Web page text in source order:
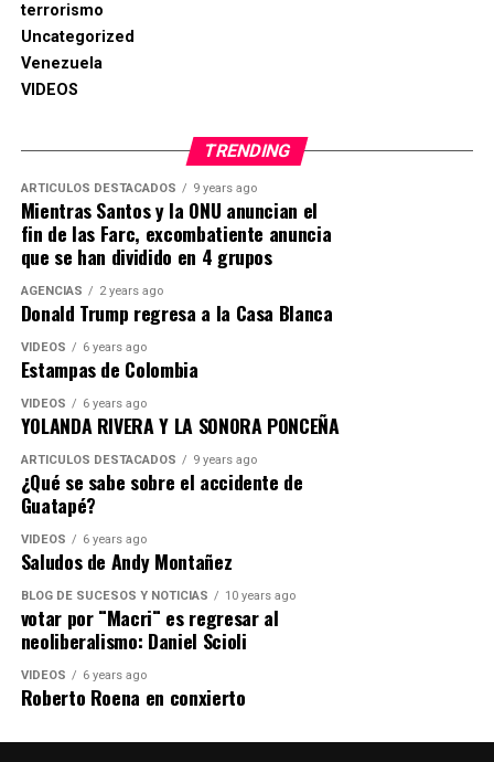
terrorismo
Uncategorized
Venezuela
VIDEOS
TRENDING
ARTICULOS DESTACADOS 9 years ago
Mientras Santos y la ONU anuncian el
fin de las Farc, excombatiente anuncia
que se han dividido en 4 grupos
AGENCIAS 2 years ago
Donald Trump regresa a la Casa Blanca
VIDEOS 6 years ago
Estampas de Colombia
VIDEOS 6 years ago
YOLANDA RIVERA Y LA SONORA PONCEÑA
ARTICULOS DESTACADOS 9 years ago
¿Qué se sabe sobre el accidente de
Guatapé?
VIDEOS 6 years ago
Saludos de Andy Montañez
BLOG DE SUCESOS Y NOTICIAS 10 years ago
votar por ¨Macri¨ es regresar al
neoliberalismo: Daniel Scioli
VIDEOS 6 years ago
Roberto Roena en conxierto